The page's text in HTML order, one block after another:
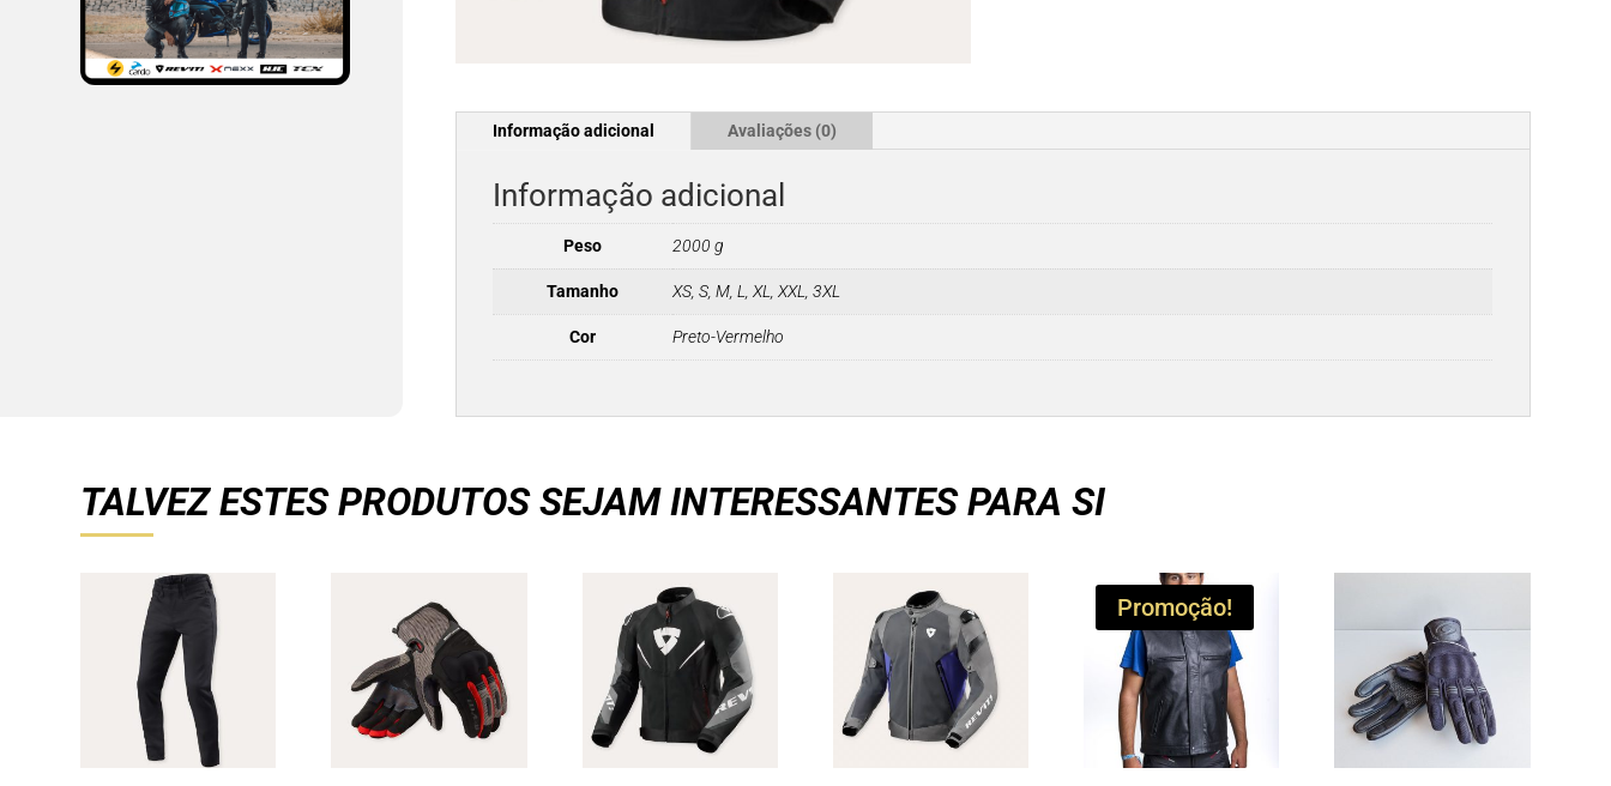
Informação adicional Avaliações (0)
Informação adicional
Peso 2000 g
Tamanho XS, S, M, L, XL, XXL, 3XL
Cor Preto-Vermelho
TALVEZ ESTES PRODUTOS SEJAM INTERESSANTES PARA SI
Promoção!